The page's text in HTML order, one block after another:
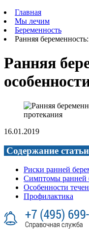
Главная
Мы лечим
Беременность
Ранняя
Ранняя
16.01.2019
Содержание
Риски ранней
Симптомы ранней
Особенности
Профилактика